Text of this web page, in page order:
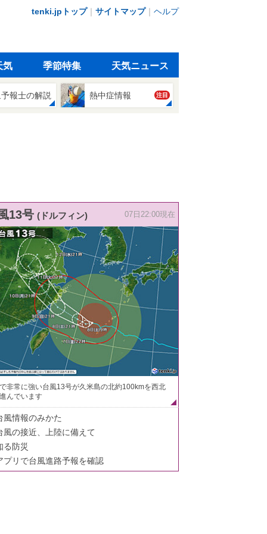
tenki.jpトップ｜ サイトマップ｜ ヘルプ
気 季節特集 天気ニュース
報士の解説 熱中症情報 注目
13号 (ドルフィン) 07日22:00現在
非常に強い台風13号が久米島の北約100kmを西北
んでいます
風情報のみかた
風の接近、上陸に備えて
る防災
プリで台風進路予報を確認